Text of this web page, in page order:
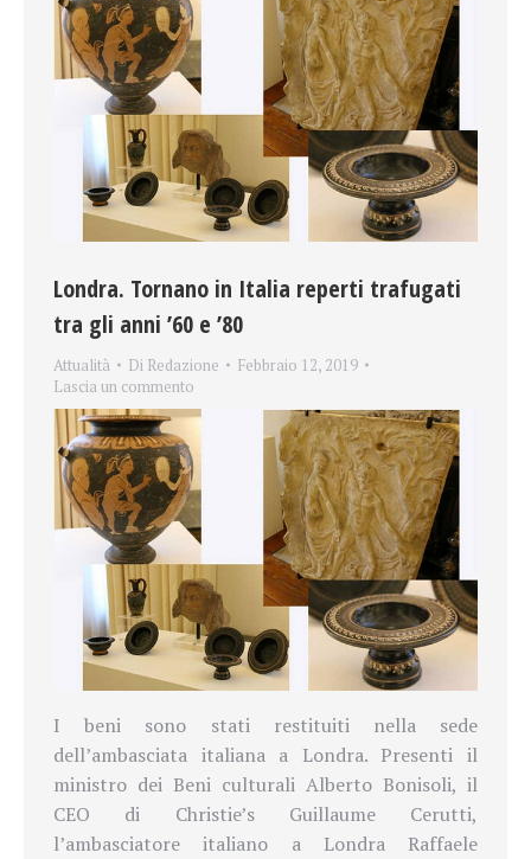
Londra. Tornano in Italia reperti trafugati
tra gli anni ’60 e ’80
Attualità Di Redazione
Febbraio 12, 2019
Lascia un commento
I beni sono stati restituiti nella sede
dell’ambasciata italiana a Londra. Presenti il
ministro dei Beni culturali Alberto Bonisoli, il
CEO di Christie’s Guillaume Cerutti,
l’ambasciatore italiano a Londra Raffaele